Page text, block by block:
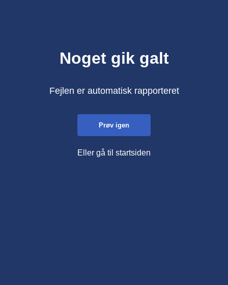
Noget gik galt
Fejlen er automatisk rapporteret
Prøv igen
Eller gå til startsiden